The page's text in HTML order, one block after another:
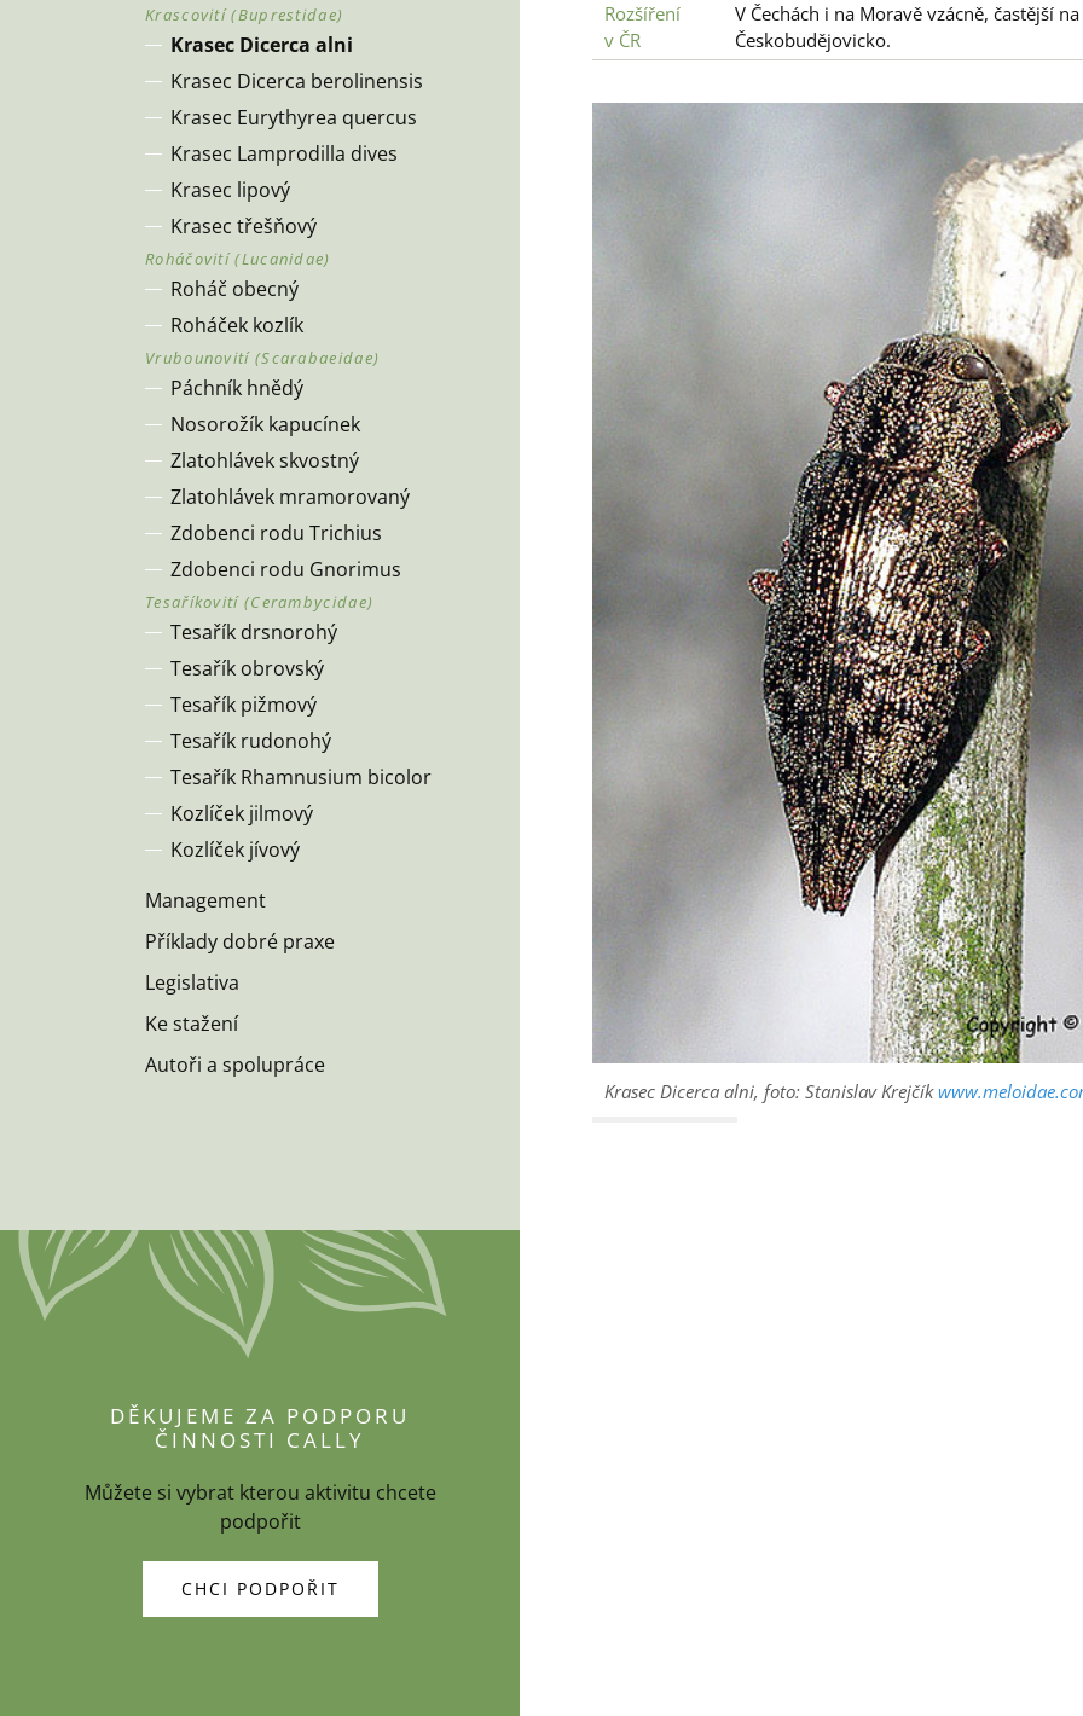
Krasec Dicerca alni
Krasec Dicerca berolinensis
Krasec Eurythyrea quercus
Krasec Lamprodilla dives
Krasec lipový
Krasec třešňový
Roháč obecný
Roháček kozlík
Páchník hnědý
Nosorožík kapucínek
Zlatohlávek skvostný
Zlatohlávek mramorovaný
Zdobenci rodu Trichius
Zdobenci rodu Gnorimus
Tesařík drsnorohý
Tesařík obrovský
Tesařík pižmový
Tesařík rudonohý
Tesařík Rhamnusium bicolor
Kozlíček jilmový
Kozlíček jívový
Management
Příklady dobré praxe
Legislativa
Ke stažení
Autoři a spolupráce
Rozšíření
v ČR
V Čechách i na Moravě vzácně, častější
Českobudějovicko.
Krasec Dicerca alni, foto: Stanislav Krejčík
DĚKUJEME ZA PODPORU
ČINNOSTI CALLY
Můžete si vybrat kterou aktivitu chcete
podpořit
CHCI PODPOŘIT